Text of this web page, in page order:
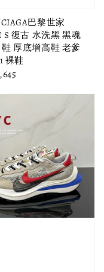
巴黎世家
S 復古 水洗黑 黑魂
厚底增高鞋 老爹
裸鞋